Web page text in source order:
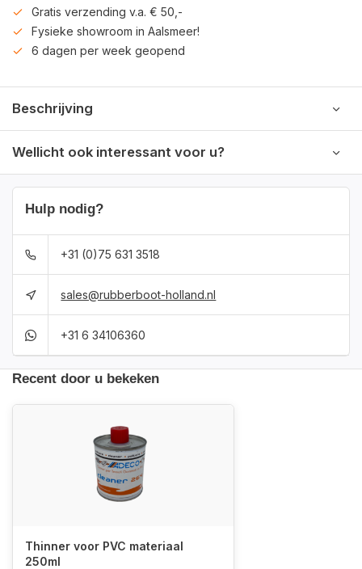
Gratis verzending v.a. € 50,-
Fysieke showroom in Aalsmeer!
6 dagen per week geopend
Beschrijving
Wellicht ook interessant voor u?
Hulp nodig?
+31 (0)75 631 3518
sales@rubberboot-holland.nl
+31 6 34106360
Recent door u bekeken
Thinner voor PVC materiaal
250ml